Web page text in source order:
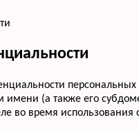
(а также его
во время